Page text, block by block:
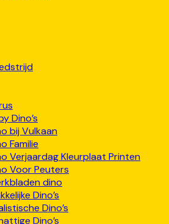
Dino’s
bij Vulkaan
Familie
Verjaardag Kleurplaat Printen
Voor Peuters
dino
Dino’s
Dino’s
Dino’s